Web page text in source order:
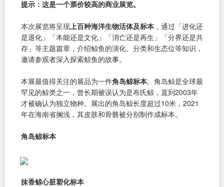
提示：这是一个票价较高的商业展览。
本次展览将呈现 上百种海洋生物活体及标本 ，通过「进化还
是退化」「本能还是文化」「消亡还是再生」「分界还是共
存」等主题篇章，介绍鲸鱼的演化、分类和生态位等知识，
邀请参观者深入探索鲸鱼的故事。
本展最值得关注的展品为一件角岛鲸标本。角岛鲸是全球最
罕见的鲸类之一，曾长期被误认为是布氏鲸，直到2003年
才被确认为独立物种。展出的角岛鲸长度超过10米，2021
年在海南省搁浅，其皮肤和骨骼被分别制作成标本。
角岛鲸标本
抹香鲸心脏塑化标本